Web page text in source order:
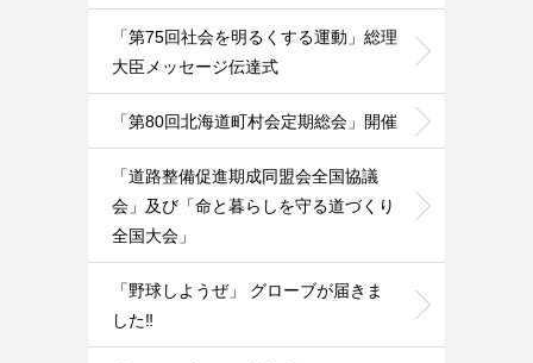
「第75回社会を明るくする運動」総理
大臣メッセージ伝達式
「第80回北海道町村会定期総会」開催
「道路整備促進期成同盟会全国協議
会」及び「命と暮らしを守る道づくり
全国大会」
「野球しようぜ」 グローブが届きま
した‼️